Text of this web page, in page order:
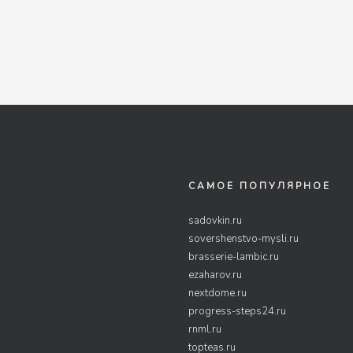
САМОЕ ПОПУЛЯРНОЕ
sadovkin.ru
sovershenstvo-mysli.ru
brasserie-lambic.ru
ezaharov.ru
nextdome.ru
progress-steps24.ru
rnml.ru
topteas.ru